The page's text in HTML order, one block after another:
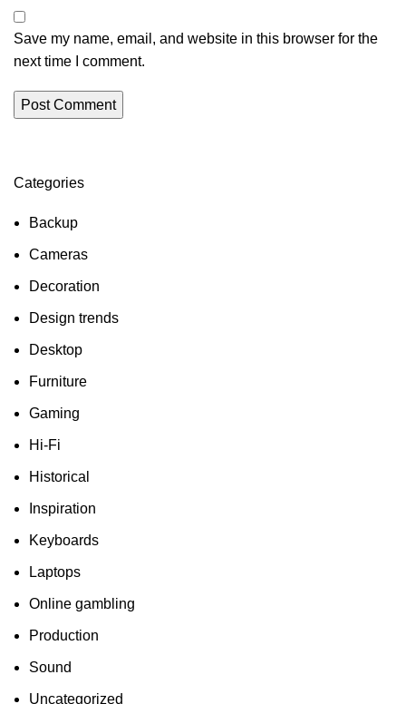
Save my name, email, and website in this browser for the
next time I comment.
Categories
Backup
Cameras
Decoration
Design trends
Desktop
Furniture
Gaming
Hi-Fi
Historical
Inspiration
Keyboards
Laptops
Online gambling
Production
Sound
Uncategorized